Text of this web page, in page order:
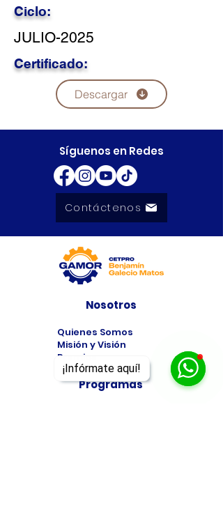
¡Infórmate aquí!
Ciclo:
JULIO-2025
Certificado:
Descargar
Síguenos en Redes
Contáctenos
Nosotros
Quienes Somos
Misión y Visión
Premios
Programas